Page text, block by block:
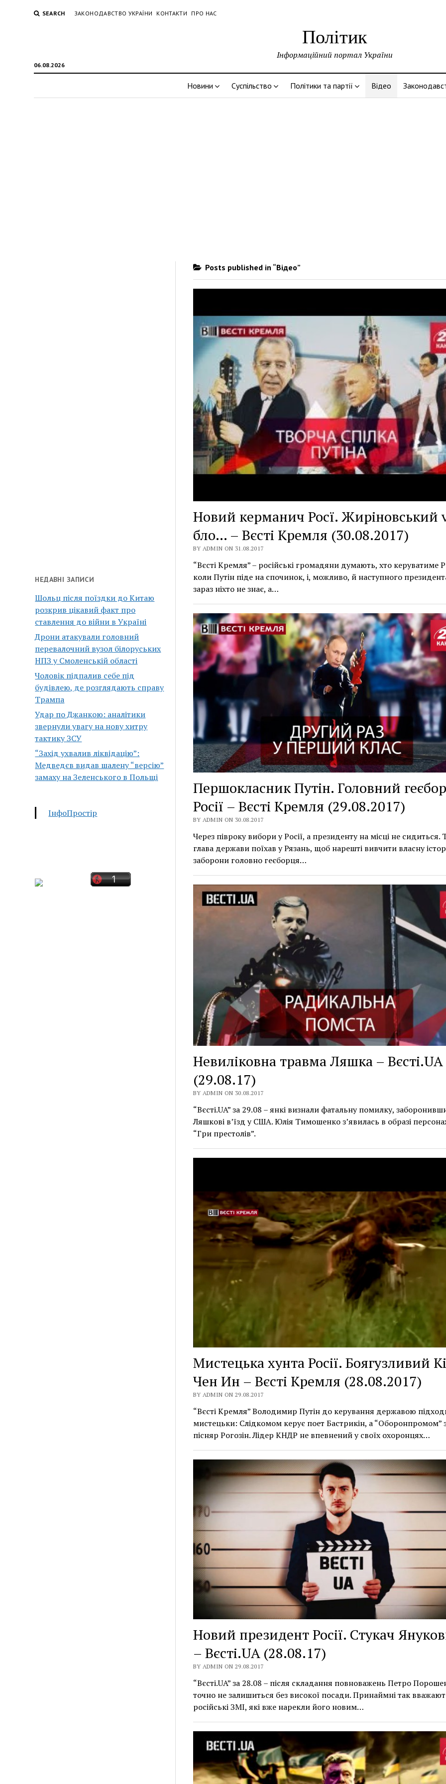
SEARCH ЗАКОНОДАВСТВО УКРАЇНИ КОНТАКТИ ПРО НАС
Політик
06.08.2026
Інформаційний портал України
Новини Суспільство Політики та партії Відео
НЕДАВНІ ЗАПИСИ
Шольц після поїздки до Китаю
розкрив цікавий факт про
ставлення до війни в Україні
Дрони атакували головний
перевалочний вузол білоруських
НПЗ у Смоленській області
Чоловік підпалив себе під
будівлею, де розглядають справу
Трампа
Удар по Джанкою: аналітики
звернули увагу на нову хитру
тактику ЗСУ
“Захід ухвалив ліквідацію”:
Медведєв видав шалену “версію”
замаху на Зеленського в Польщі
ІнфоПростір
Posts published in “Відео”
Новий керманич Росї. Жиріновський
бло… – Вєсті Кремля (30.08.2017)
BY ADMIN ON 31.08.2017
“Вєсті Кремля” – російські громадяни думають, хто керуватиме
коли Путін піде на спочинок, і, можливо, й наступного
зараз ніхто не знає, а…
Першокласник Путін. Головний
Росії – Вєсті Кремля (29.08.2017)
BY ADMIN ON 30.08.2017
Через півроку вибори у Росії, а президенту на місці не сидиться.
глава держави поїхав у Рязань, щоб нарешті вивчити власну
заборони головно геєборця…
Невиліковна травма Ляшка – Вєсті.UA
(29.08.17)
BY ADMIN ON 30.08.2017
“Вєсті.UA” за 29.08 – янкі визнали фатальну помилку,
Ляшкові в’їзд у США. Юлія Тимошенко з’явилась в образі
“Гри престолів”.
Мистецька хунта Росії. Боягузливий
Чен Ин – Вєсті Кремля (28.08.2017)
BY ADMIN ON 29.08.2017
“Вєсті Кремля” Володимир Путін до керування державою
мистецьки: Слідкомом керує поет Бастрикін, а “Оборонпромом”
пісняр Рогозін. Лідер КНДР не впевнений у своїх охоронцях…
Новий президент Росії. Стукач
– Вєсті.UA (28.08.17)
BY ADMIN ON 29.08.2017
“Вєсті.UA” за 28.08 – після складання повноважень Петро
точно не залишиться без високої посади. Принаймні так
російські ЗМІ, які вже нарекли його новим…